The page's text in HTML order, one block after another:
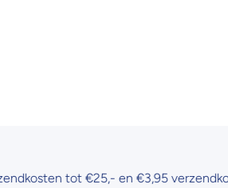
tot €25,- en €3,95 verzendkosten